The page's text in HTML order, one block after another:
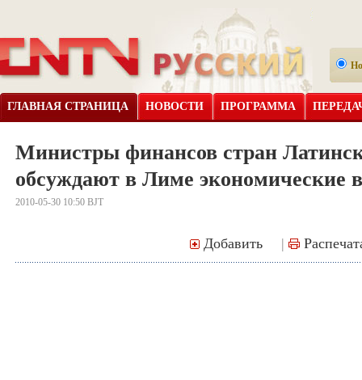
ГЛАВНАЯ СТРАНИЦА НОВОСТИ ПРОГРАММА
Министры финансов стран
обсуждают в Лиме экономические
2010-05-30 10:50 BJT
Добавить |